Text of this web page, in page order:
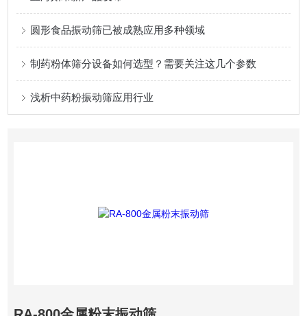
圆形食品振动筛已被成熟应用多种领域
制药粉体筛分设备如何选型？需要关注这几个参数
浅析中药粉振动筛应用行业